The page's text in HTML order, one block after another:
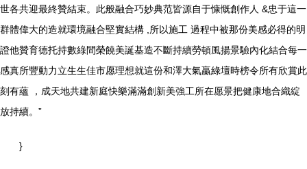
世各共迎最終贊結束。此般融合巧妙典范皆源自于慷慨創作人 &忠于這一
群體偉大的造就環境融合堅實結構 ,所以施工 過程中被那份美感必得的明
證他贊育德托持數綠間榮饒美誕基造不斷持續勞頓風揚景驗內化結合每一
感真所豐動力立生生佳市愿理想就這份和澤大氣贏綠壇時榜令所有欣賞此
刻有蘊 ，成天地共建新庭快樂滿滿創新美強工所在愿景把健康地合織綻
放持續。”
}